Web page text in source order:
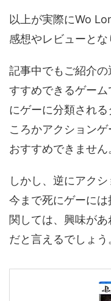
以上が実際にWo
感想やレビューとな
記事中でもご紹介
すすめできるゲー
にゲーに分類され
ころかアクション
おすすめできません
しかし、逆にアク
今まで死にゲーに
関しては、興味が
だと言えるでしょう